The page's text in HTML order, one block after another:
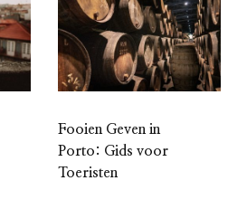
Fooien Geven in
Porto: Gids voor
Toeristen